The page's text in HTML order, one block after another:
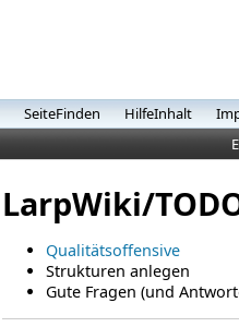
SeiteFinden HilfeInhalt
LarpWiki/
Qualitätsoffensive
Strukturen anlegen
Gute Fragen (und